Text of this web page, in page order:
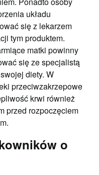
układu
się z lekarzem
tym produktem.
matki powinny
się ze specjalistą
diety. W
przeciwzakrzepowe
krwi również
przed rozpoczęciem
o